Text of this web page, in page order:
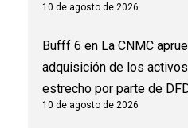
10 de agosto de 2026
Bufff 6 en La CNMC
adquisición de los
estrecho por parte de
10 de agosto de 2026